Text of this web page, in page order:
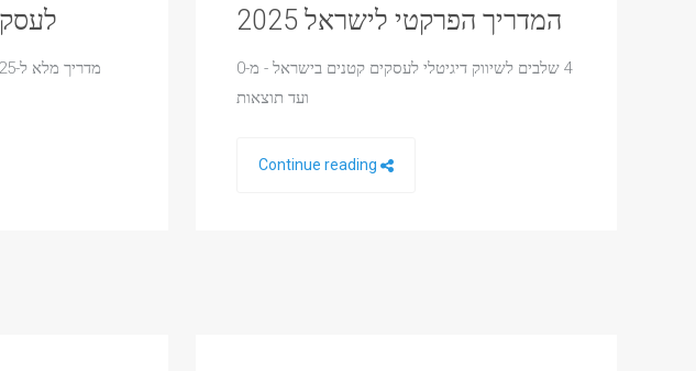
המדריך הפרקטי לישראל 2025
4 שלבים לשיווק דיגיטלי לעסקים קטנים בישראל - מ-0
ועד תוצאות
Continue reading